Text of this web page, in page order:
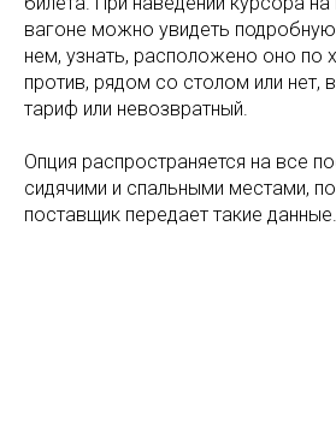
вагоне можно увидеть
нем, узнать, расположено оно по
против, рядом со столом или нет,
тариф или невозвратный.
Опция распространяется на все
сидячими и спальными местами,
поставщик передает такие данные.